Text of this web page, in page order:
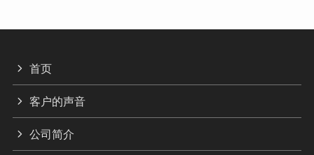
首页
客户的声音
公司简介